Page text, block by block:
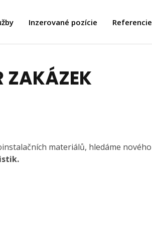
Inzerované pozície Referencie
ZAKÁZEK
materiálů, hledáme nového